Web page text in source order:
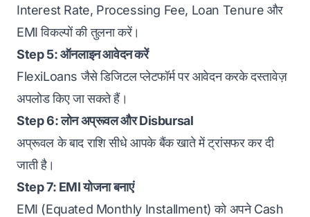
Interest Rate, Processing Fee, Loan Tenure और
EMI विकल्पों की तुलना करें।
Step 5: ऑनलाइन आवेदन करें
FlexiLoans जैसे डिजिटल प्लेटफॉर्म पर आवेदन करके दस्तावेज़
अपलोड किए जा सकते हैं।
Step 6: लोन अप्रूवल और Disbursal
अप्रूवल के बाद राशि सीधे आपके बैंक खाते में ट्रांसफर कर दी
जाती है।
Step 7: EMI योजना बनाएं
EMI (Equated Monthly Installment) को अपने Cash